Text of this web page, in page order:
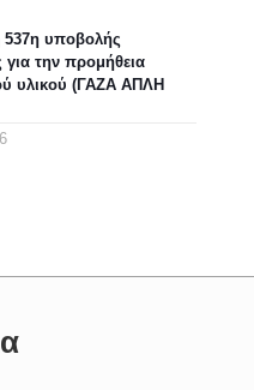
υποβολής
την προμήθεια
υλικού (ΓΑΖΑ ΑΠΛΗ